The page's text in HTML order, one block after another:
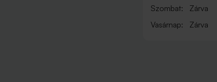
Szombat:
Zárva
Vasárnap:
Zárva